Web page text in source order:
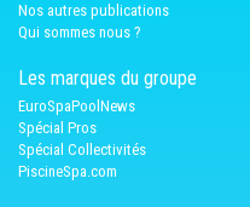
Nos autres publications
Qui sommes nous ?
Les marques du groupe
EuroSpaPoolNews
Spécial Pros
Spécial Collectivités
PiscineSpa.com